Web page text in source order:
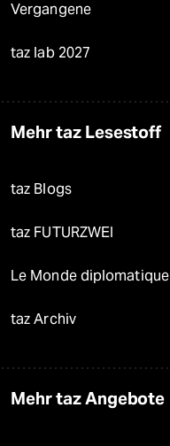
Vergangene
taz lab 2027
Mehr taz Lesestoff
taz Blogs
taz FUTURZWEI
Le Monde diplomatique
taz Archiv
Mehr taz Angebote